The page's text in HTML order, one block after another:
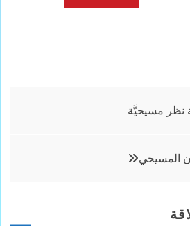
نظر مسيحيَّة
المسيحي